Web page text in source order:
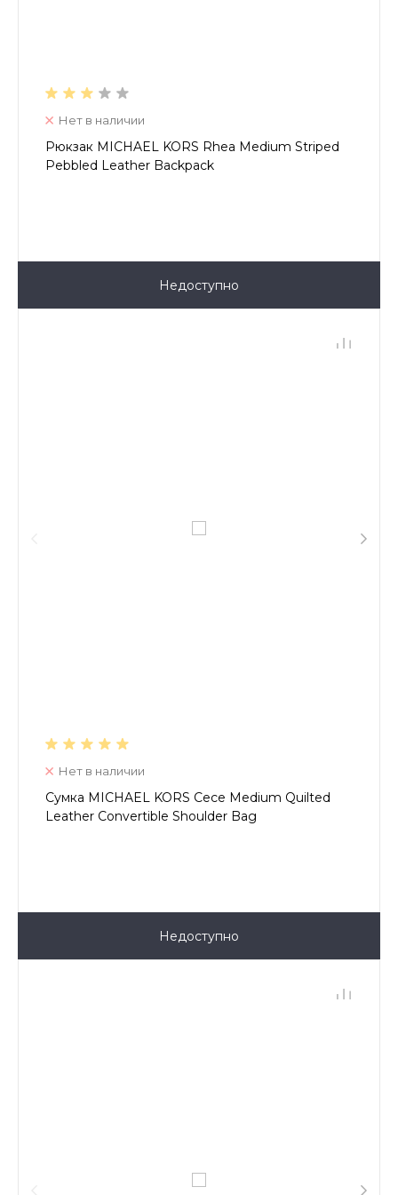
Нет в наличии
Рюкзак MICHAEL KORS Rhea Medium Striped
Pebbled Leather Backpack
Недоступно
Нет в наличии
Сумка MICHAEL KORS Cece Medium Quilted
Leather Convertible Shoulder Bag
Недоступно